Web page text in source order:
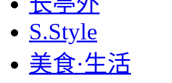
S.Style
美食·生活